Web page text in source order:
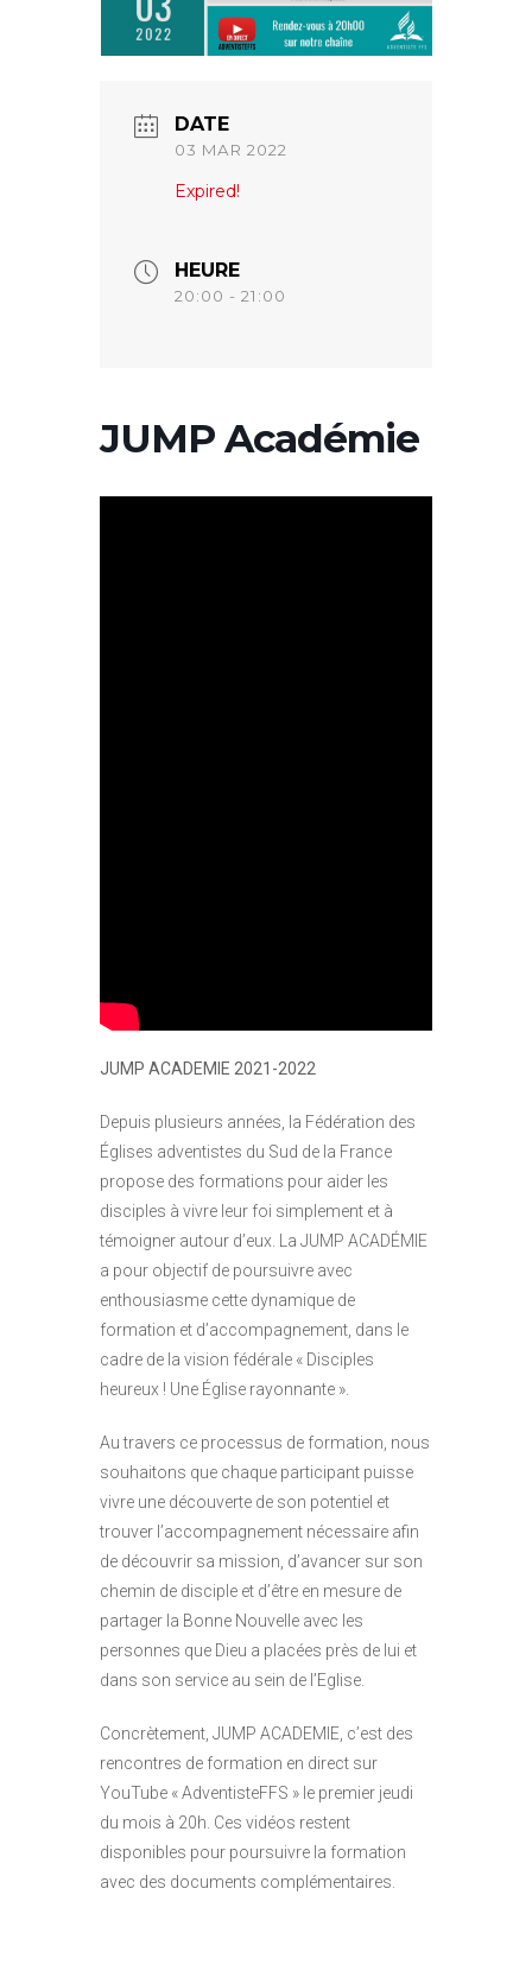
DATE
03 MAR 2022
Expired!
HEURE
20:00 - 21:00
JUMP Académie
JUMP ACADEMIE 2021-2022
Depuis plusieurs années, la Fédération des
Églises adventistes du Sud de la France
propose des formations pour aider les
disciples à vivre leur foi simplement et à
témoigner autour d’eux. La JUMP ACADÉMIE
a pour objectif de poursuivre avec
enthousiasme cette dynamique de
formation et d’accompagnement, dans le
cadre de la vision fédérale « Disciples
heureux ! Une Église rayonnante ».
Au travers ce processus de formation, nous
souhaitons que chaque participant puisse
vivre une découverte de son potentiel et
trouver l’accompagnement nécessaire afin
de découvrir sa mission, d’avancer sur son
chemin de disciple et d’être en mesure de
partager la Bonne Nouvelle avec les
personnes que Dieu a placées près de lui et
dans son service au sein de l’Eglise.
Concrètement, JUMP ACADEMIE, c’est des
rencontres de formation en direct sur
YouTube « AdventisteFFS » le premier jeudi
du mois à 20h. Ces vidéos restent
disponibles pour poursuivre la formation
avec des documents complémentaires.